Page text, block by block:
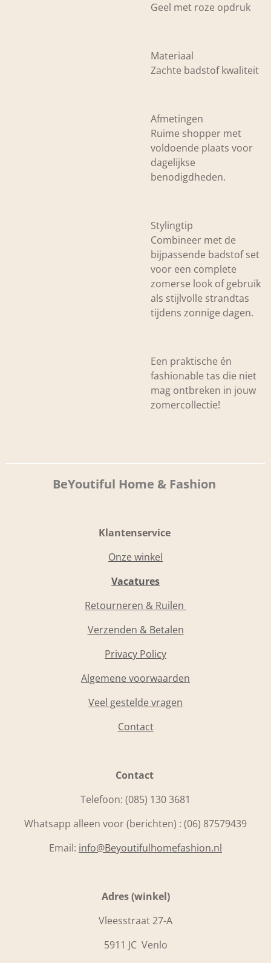
Geel met roze opdruk
Materiaal
Zachte badstof kwaliteit
Afmetingen
Ruime shopper met
voldoende plaats voor
dagelijkse
benodigdheden.
Stylingtip
Combineer met de
bijpassende badstof set
voor een complete
zomerse look of gebruik
als stijlvolle strandtas
tijdens zonnige dagen.
Een praktische én
fashionable tas die niet
mag ontbreken in jouw
zomercollectie!
BeYoutiful Home & Fashion
Klantenservice
Onze winkel
Vacatures
Retourneren & Ruilen
Verzenden & Betalen
Privacy Policy
Algemene voorwaarden
Veel gestelde vragen
Contact
Contact
Telefoon: (085) 130 3681
Whatsapp alleen voor (berichten) : (06) 87579439
Email: info@Beyoutifulhomefashion.nl
Adres (winkel)
Vleesstraat 27-A
5911 JC Venlo